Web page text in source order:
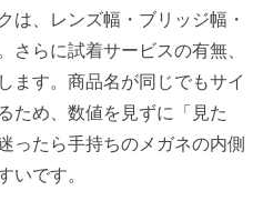
は、レンズ幅・ブリッジ幅・
さらに試着サービスの有無、
ます。商品名が同じでもサイ
ため、数値を見ずに「見た
ったら手持ちのメガネの内側
いです。